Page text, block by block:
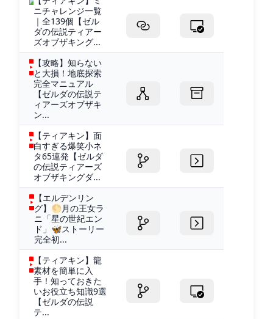
ニチャレンジ一覧
｜全139個【ゼル
ダの伝説ティアー
ズオブザキング...
【攻略】知らない
と大損！地底探索
完全マニュアル
【ゼルダの伝説テ
ィアーズオブザキ
ン...
【ティアキン】面
白すぎる爆笑小ネ
タ65連発【ゼルダ
の伝説ティアーズ
オブザキングダ...
【エルデンリン
グ】🌕月の王女ラ
ニ「星の世紀エン
ド」🦋ストーリー
完全初...
【ティアキン】龍
素材を簡単に入
手！知っておきた
いお役立ち知識9選
【ゼルダの伝説
テ...